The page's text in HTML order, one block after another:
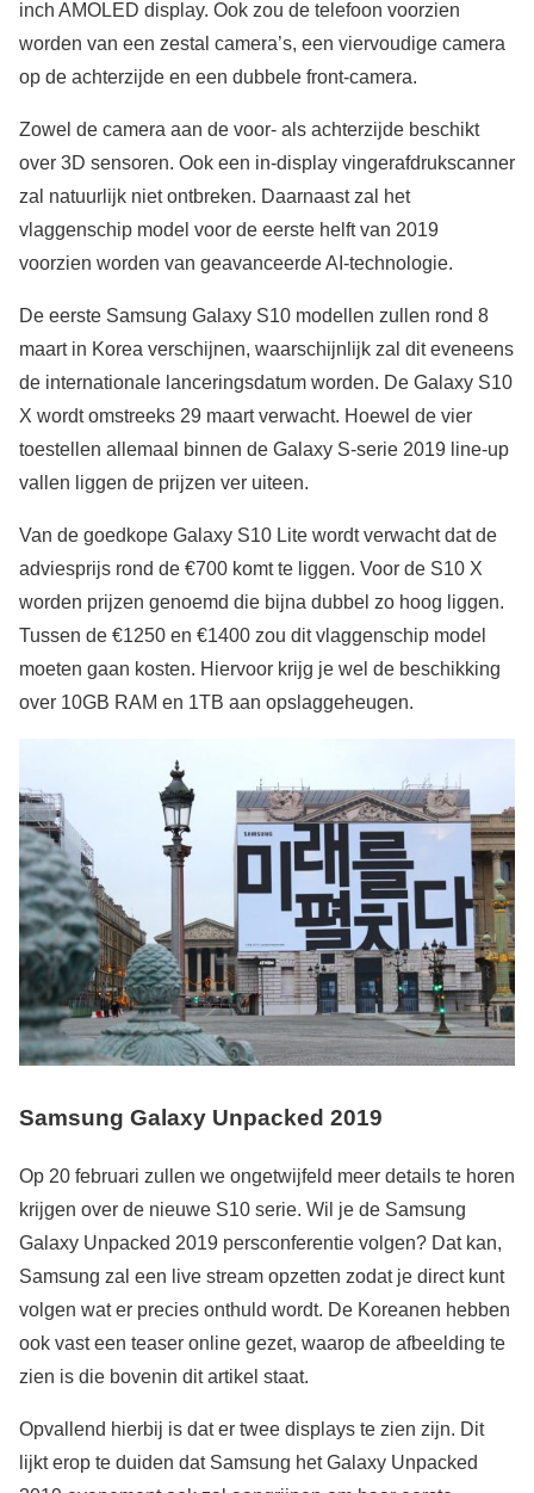
inch AMOLED display. Ook zou de telefoon voorzien
worden van een zestal camera’s, een viervoudige camera
op de achterzijde en een dubbele front-camera.
Zowel de camera aan de voor- als achterzijde beschikt
over 3D sensoren. Ook een in-display vingerafdrukscanner
zal natuurlijk niet ontbreken. Daarnaast zal het
vlaggenschip model voor de eerste helft van 2019
voorzien worden van geavanceerde AI-technologie.
De eerste Samsung Galaxy S10 modellen zullen rond 8
maart in Korea verschijnen, waarschijnlijk zal dit eveneens
de internationale lanceringsdatum worden. De Galaxy S10
X wordt omstreeks 29 maart verwacht. Hoewel de vier
toestellen allemaal binnen de Galaxy S-serie 2019 line-up
vallen liggen de prijzen ver uiteen.
Van de goedkope Galaxy S10 Lite wordt verwacht dat de
adviesprijs rond de €700 komt te liggen. Voor de S10 X
worden prijzen genoemd die bijna dubbel zo hoog liggen.
Tussen de €1250 en €1400 zou dit vlaggenschip model
moeten gaan kosten. Hiervoor krijg je wel de beschikking
over 10GB RAM en 1TB aan opslaggeheugen.
Samsung Galaxy Unpacked 2019
Op 20 februari zullen we ongetwijfeld meer details te horen
krijgen over de nieuwe S10 serie. Wil je de Samsung
Galaxy Unpacked 2019 persconferentie volgen? Dat kan,
Samsung zal een live stream opzetten zodat je direct kunt
volgen wat er precies onthuld wordt. De Koreanen hebben
ook vast een teaser online gezet, waarop de afbeelding te
zien is die bovenin dit artikel staat.
Opvallend hierbij is dat er twee displays te zien zijn. Dit
lijkt erop te duiden dat Samsung het Galaxy Unpacked